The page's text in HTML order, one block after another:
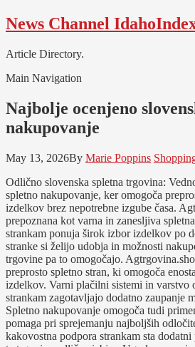
Skip
to
Skip
to
News Channel
Article Directory.
Main Navigation
Najbolje ocenjeno
nakupovanje
May 13, 2026By Marie Poppins
Odlično slovenska spletna trgovina:
spletno nakupovanje, ker omogoča
izdelkov brez nepotrebne izgube časa.
prepoznana kot varna in zanesljiva
strankam ponuja širok izbor izdelkov po
stranke si želijo udobja in možnosti
trgovine pa to omogočajo.
preprosto spletno stran, ki omogoča
izdelkov. Varni plačilni sistemi in varstvo
strankam zagotavljajo dodatno zaupanje
Spletno nakupovanje omogoča tudi
pomaga pri sprejemanju najboljših
kakovostna podpora strankam sta